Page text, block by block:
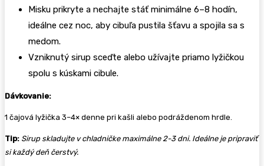
Misku prikryte a nechajte stáť minimálne 6–8 hodín,
ideálne cez noc, aby cibuľa pustila šťavu a spojila sa s
medom.
Vzniknutý sirup sceďte alebo užívajte priamo lyžičkou
spolu s kúskami cibule.
Dávkovanie:
1 čajová lyžička 3–4× denne pri kašli alebo podráždenom hrdle.
Tip: Sirup skladujte v chladničke maximálne 2-3 dni. Ideálne je pripraviť
si každý deň čerstvý.